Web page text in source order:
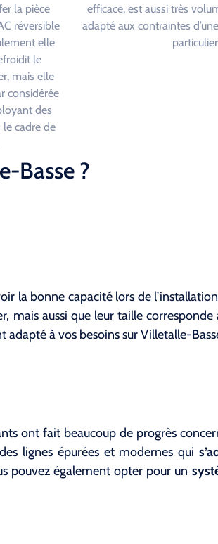
la pièce
réversible
elle
le
mais elle
considérée
des
le cadre de
efficace, est aussi très
adapté aux contraintes
Basse ?
la bonne capacité lors de
aussi que leur taille corresponde
à vos besoins sur Villetalle-
ont fait beaucoup de progrès
lignes épurées et modernes qui
pouvez également opter pour un